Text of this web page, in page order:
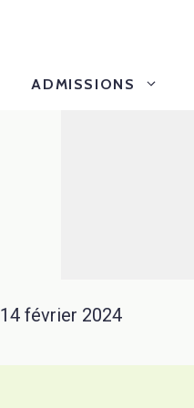
ADMISSIONS
14 février 2024